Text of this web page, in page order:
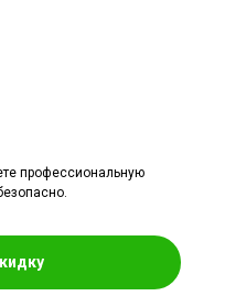
профессиональную